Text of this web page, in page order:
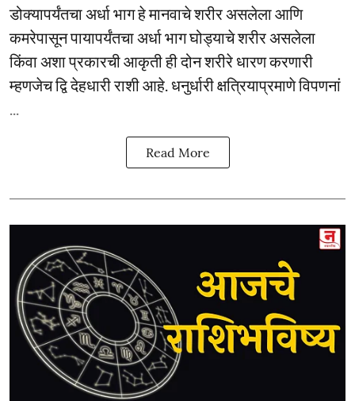
डोक्यापर्यंतचा अर्धा भाग हे मानवाचे शरीर असलेला आणि
कमरेपासून पायापर्यंतचा अर्धा भाग घोड्याचे शरीर असलेला
किंवा अशा प्रकारची आकृती ही दोन शरीरे धारण करणारी
म्हणजेच द्वि देहधारी राशी आहे. धनुर्धारी क्षत्रियाप्रमाणे विपणनां
Read More